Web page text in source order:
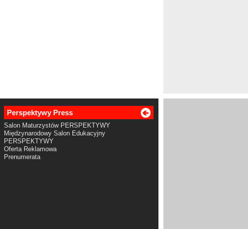
Perspektywy Press
Salon Maturzystów PERSPEKTYWY
Międzynarodowy Salon Edukacyjny
PERSPEKTYWY
Oferta Reklamowa
Prenumerata